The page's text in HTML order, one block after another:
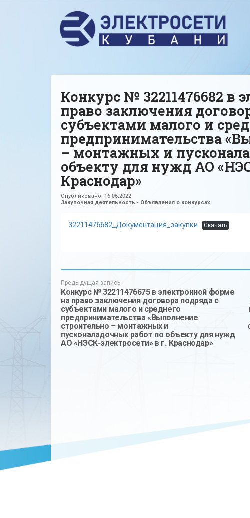
Конкурс № 32211476682 в
право заключения
субъектами малого и
предпринимательства
– монтажных и
объекту для нужд АО
Краснодар»
Опубликовано: 16.06.2022
Закупочная деятельность • Объявления о конкурсах
32211476682_Документация_закупки Скачать
Предыдущая запись
Конкурс № 32211476675 в электронной форме
на право заключения договора подряда с
субъектами малого и среднего
предпринимательства «Выполнение
строительно – монтажных и
пусконаладочных работ по объекту для нужд
АО «НЭСК-электросети» в г. Краснодар»